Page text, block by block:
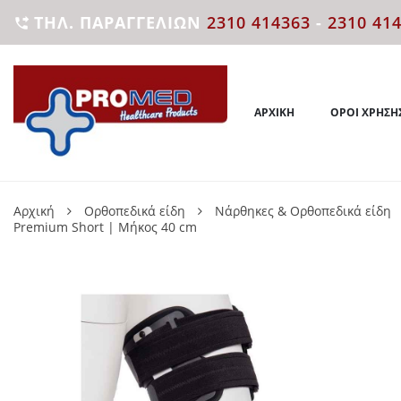
 ΤΗΛ. ΠΑΡΑΓΓΕΛΙΏΝ 2310 414363 - 2310
ΑΡΧΙΚΉ ΌΡΟΙ
Αρχική Ορθοπεδικά είδη
Νάρθηκες & Ορθοπεδικά είδη
Premium Short | Μήκος 40 cm